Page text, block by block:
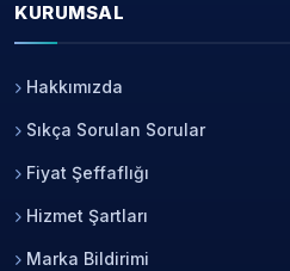
KURUMSAL
Hakkımızda
Sıkça Sorulan Sorular
Fiyat Şeffaflığı
Hizmet Şartları
Marka Bildirimi